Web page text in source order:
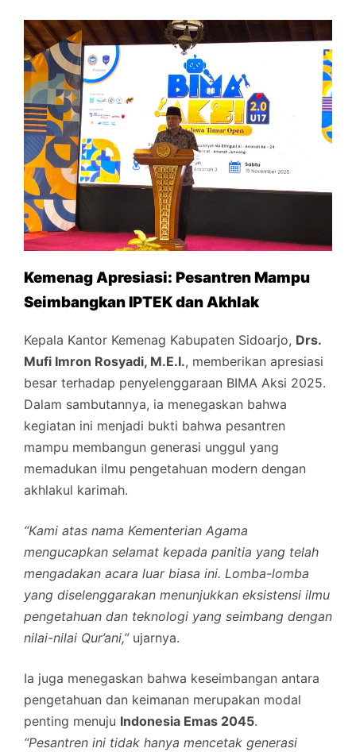
Kemenag Apresiasi: Pesantren Mampu
Seimbangkan IPTEK dan Akhlak
Kepala Kantor Kemenag Kabupaten Sidoarjo, Drs.
Mufi Imron Rosyadi, M.E.I., memberikan apresiasi
besar terhadap penyelenggaraan BIMA Aksi 2025.
Dalam sambutannya, ia menegaskan bahwa
kegiatan ini menjadi bukti bahwa pesantren
mampu membangun generasi unggul yang
memadukan ilmu pengetahuan modern dengan
akhlakul karimah.
“Kami atas nama Kementerian Agama
mengucapkan selamat kepada panitia yang telah
mengadakan acara luar biasa ini. Lomba-lomba
yang diselenggarakan menunjukkan eksistensi ilmu
pengetahuan dan teknologi yang seimbang dengan
nilai-nilai Qur’ani,”ujarnya.
Ia juga menegaskan bahwa keseimbangan antara
pengetahuan dan keimanan merupakan modal
penting menuju Indonesia Emas 2045.
“Pesantren ini tidak hanya mencetak generasi